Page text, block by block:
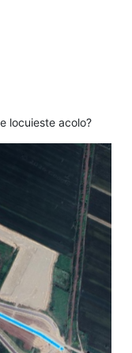
locuieste acolo?